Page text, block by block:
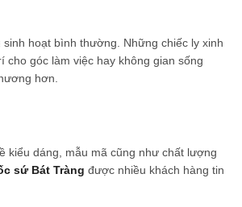
sinh hoạt bình thường. Những chiếc ly xinh
cho góc làm việc hay không gian sống
hơn.
kiểu dáng, mẫu mã cũng như chất lượng
sứ Bát Tràng được nhiều khách hàng tin